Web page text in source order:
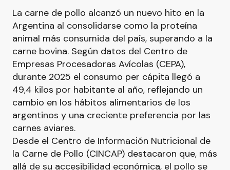
La carne de pollo alcanzó un nuevo hito en la
Argentina al consolidarse como la proteína
animal más consumida del país, superando a la
carne bovina. Según datos del Centro de
Empresas Procesadoras Avícolas (CEPA),
durante 2025 el consumo per cápita llegó a
49,4 kilos por habitante al año, reflejando un
cambio en los hábitos alimentarios de los
argentinos y una creciente preferencia por las
carnes aviares.
Desde el Centro de Información Nutricional de
la Carne de Pollo (CINCAP) destacaron que, más
allá de su accesibilidad económica, el pollo se